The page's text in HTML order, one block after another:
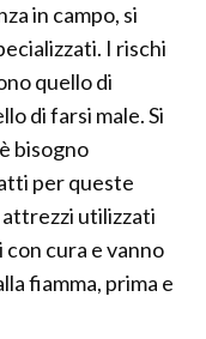
in campo, si
I rischi
quello di
di farsi male. Si
bisogno
per queste
utilizzati
cura e vanno
fiamma, prima e